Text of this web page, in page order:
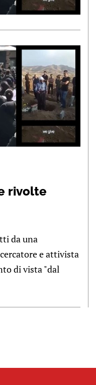
rivolte
da una
e attivista
di vista "dal